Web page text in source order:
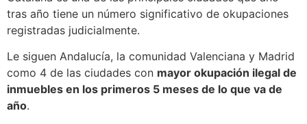
tras año tiene un número significativo de okupaciones
registradas judicialmente.
Le siguen Andalucía, la comunidad Valenciana y Madrid
como 4 de las ciudades con mayor okupación ilegal de
inmuebles en los primeros 5 meses de lo que va de
año.